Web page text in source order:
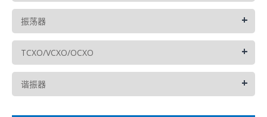
振荡器 +
TCXO/VCXO/OCXO +
谐振器 +